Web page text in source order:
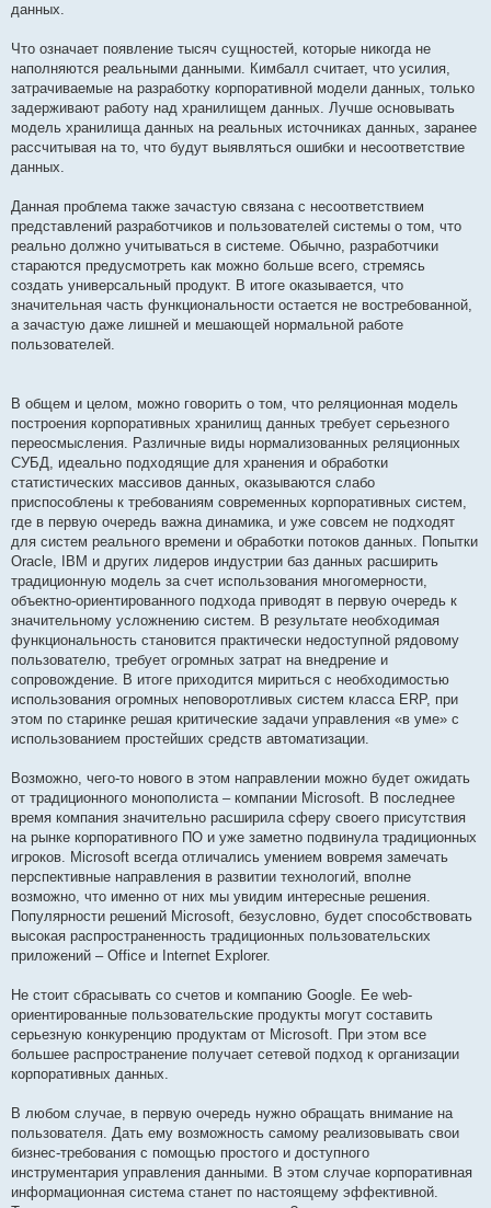
данных.
Что означает появление тысяч сущностей, которые никогда не
наполняются реальными данными. Кимбалл считает, что усилия,
затрачиваемые на разработку корпоративной модели данных, только
задерживают работу над хранилищем данных. Лучше основывать
модель хранилища данных на реальных источниках данных, заранее
рассчитывая на то, что будут выявляться ошибки и несоответствие
данных.
Данная проблема также зачастую связана с несоответствием
представлений разработчиков и пользователей системы о том, что
реально должно учитываться в системе. Обычно, разработчики
стараются предусмотреть как можно больше всего, стремясь
создать универсальный продукт. В итоге оказывается, что
значительная часть функциональности остается не востребованной,
а зачастую даже лишней и мешающей нормальной работе
пользователей.
В общем и целом, можно говорить о том, что реляционная модель
построения корпоративных хранилищ данных требует серьезного
переосмысления. Различные виды нормализованных реляционных
СУБД, идеально подходящие для хранения и обработки
статистических массивов данных, оказываются слабо
приспособлены к требованиям современных корпоративных систем,
где в первую очередь важна динамика, и уже совсем не подходят
для систем реального времени и обработки потоков данных. Попытки
Oracle, IBM и других лидеров индустрии баз данных расширить
традиционную модель за счет использования многомерности,
объектно-ориентированного подхода приводят в первую очередь к
значительному усложнению систем. В результате необходимая
функциональность становится практически недоступной рядовому
пользователю, требует огромных затрат на внедрение и
сопровождение. В итоге приходится мириться с необходимостью
использования огромных неповоротливых систем класса ERP, при
этом по старинке решая критические задачи управления «в уме» с
использованием простейших средств автоматизации.
Возможно, чего-то нового в этом направлении можно будет ожидать
от традиционного монополиста – компании Microsoft. В последнее
время компания значительно расширила сферу своего присутствия
на рынке корпоративного ПО и уже заметно подвинула традиционных
игроков. Microsoft всегда отличались умением вовремя замечать
перспективные направления в развитии технологий, вполне
возможно, что именно от них мы увидим интересные решения.
Популярности решений Microsoft, безусловно, будет способствовать
высокая распространенность традиционных пользовательских
приложений – Office и Internet Explorer.
Не стоит сбрасывать со счетов и компанию Google. Ее web-
ориентированные пользовательские продукты могут составить
серьезную конкуренцию продуктам от Microsoft. При этом все
большее распространение получает сетевой подход к организации
корпоративных данных.
В любом случае, в первую очередь нужно обращать внимание на
пользователя. Дать ему возможность самому реализовывать свои
бизнес-требования с помощью простого и доступного
инструментария управления данными. В этом случае корпоративная
информационная система станет по настоящему эффективной.